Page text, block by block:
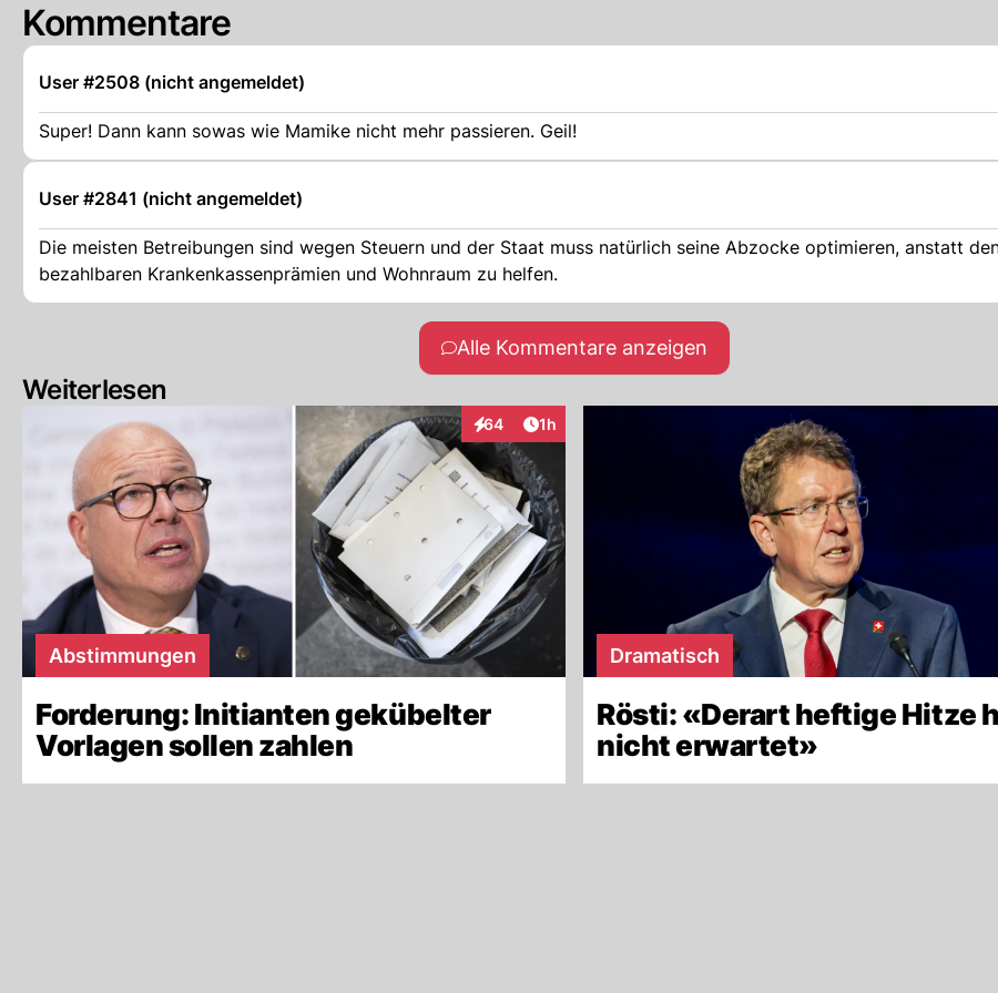
Kommentare
User #2508 (nicht angemeldet)
Super! Dann kann sowas wie Mamike nicht mehr passieren. Geil!
User #2841 (nicht angemeldet)
Die meisten Betreibungen sind wegen Steuern und der Staat muss natürlich seine Abzocke optimieren, anstatt
bezahlbaren Krankenkassenprämien und Wohnraum zu helfen.
Alle Kommentare anzeigen
Weiterlesen
64
InteraktionenArtikel veröffentlicht:
1h
Abstimmungen
Forderung: Initianten gekübelter
Vorlagen sollen zahlen
Dramatisch
Rösti: «Derart heftige Hitze
nicht erwartet»